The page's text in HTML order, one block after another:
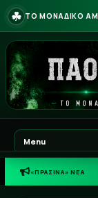
☘ ΤΟ ΜΟΝΑΔΙΚΟ
«ΠΡΑΣΙΝΑ» ΝΕΑ
ΦΩΝΗ: ΤΟ